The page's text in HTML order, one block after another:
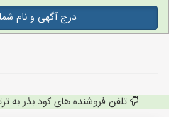
درج آگهی و نام
تلفن فروشنده های کود بذر به